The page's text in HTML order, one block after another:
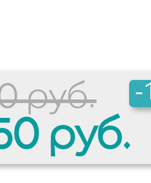
руб. -
руб.